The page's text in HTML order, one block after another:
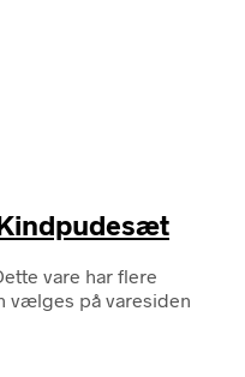
vare har flere
vælges på varesiden